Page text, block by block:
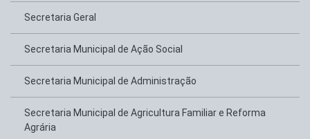
Secretaria Geral
Secretaria Municipal de Ação Social
Secretaria Municipal de Administração
Secretaria Municipal de Agricultura Familiar e Reforma
Agrária